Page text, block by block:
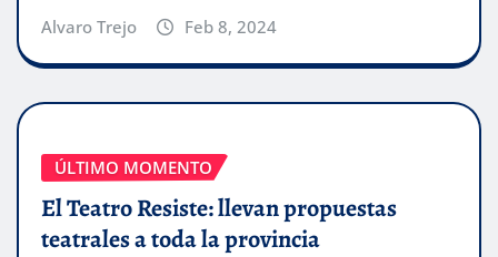
Alvaro Trejo Feb 8, 2024
ÚLTIMO MOMENTO
El Teatro Resiste: llevan propuestas
teatrales a toda la provincia